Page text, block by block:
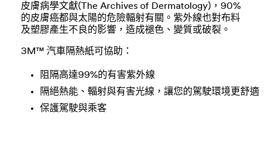
皮膚病學文獻(The Archives of Dermatology)，90%
的皮膚癌都與太陽的危險輻射有關。紫外線也對布料
及塑膠產生不良的影響，造成褪色、變質或破裂。
3M™ 汽車隔熱紙可協助：
阻隔高達99%的有害紫外線
隔絕熱能、輻射與有害光線，讓您的駕駛環境更舒適
保護駕駛與乘客